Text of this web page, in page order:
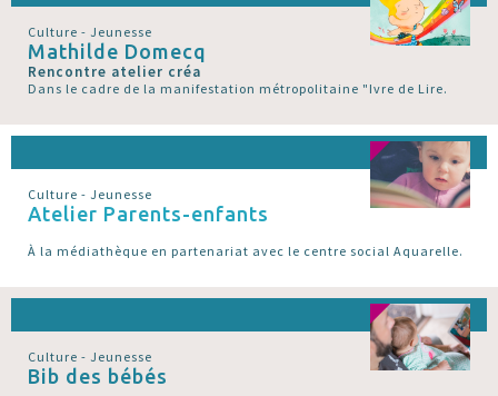
Culture - Jeunesse
Mathilde Domecq
Rencontre atelier créa
Dans le cadre de la manifestation métropolitaine "Ivre de Lire.
Culture - Jeunesse
Atelier Parents-enfants
À la médiathèque en partenariat avec le centre social Aquarelle.
Culture - Jeunesse
Bib des bébés